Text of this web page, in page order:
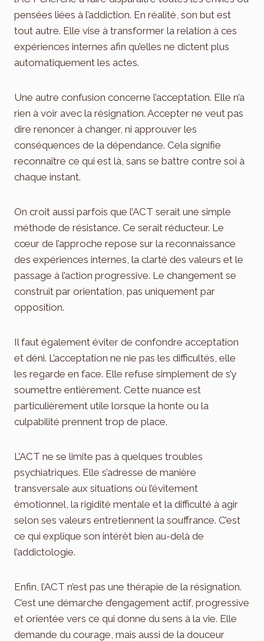
pensées liées à l’addiction. En réalité, son but est
tout autre. Elle vise à transformer la relation à ces
expériences internes afin qu’elles ne dictent plus
automatiquement les actes.
Une autre confusion concerne l’acceptation. Elle n’a
rien à voir avec la résignation. Accepter ne veut pas
dire renoncer à changer, ni approuver les
conséquences de la dépendance. Cela signifie
reconnaître ce qui est là, sans se battre contre soi à
chaque instant.
On croit aussi parfois que l’ACT serait une simple
méthode de résistance. Ce serait réducteur. Le
cœur de l’approche repose sur la reconnaissance
des expériences internes, la clarté des valeurs et le
passage à l’action progressive. Le changement se
construit par orientation, pas uniquement par
opposition.
Il faut également éviter de confondre acceptation
et déni. L’acceptation ne nie pas les difficultés, elle
les regarde en face. Elle refuse simplement de s’y
soumettre entièrement. Cette nuance est
particulièrement utile lorsque la honte ou la
culpabilité prennent trop de place.
L’ACT ne se limite pas à quelques troubles
psychiatriques. Elle s’adresse de manière
transversale aux situations où l’évitement
émotionnel, la rigidité mentale et la difficulté à agir
selon ses valeurs entretiennent la souffrance. C’est
ce qui explique son intérêt bien au-delà de
l’addictologie.
Enfin, l’ACT n’est pas une thérapie de la résignation.
C’est une démarche d’engagement actif, progressive
et orientée vers ce qui donne du sens à la vie. Elle
demande du courage, mais aussi de la douceur